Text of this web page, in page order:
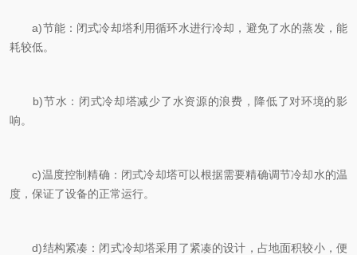
a)节能：闭式冷却塔利用循环水进行冷却，避免了水的蒸发，能
耗较低。
b)节水：闭式冷却塔减少了水资源的浪费，降低了对环境的影
响。
c)温度控制精确：闭式冷却塔可以根据需要精确调节冷却水的温
度，保证了设备的正常运行。
d)结构紧凑：闭式冷却塔采用了紧凑的设计，占地面积较小，便